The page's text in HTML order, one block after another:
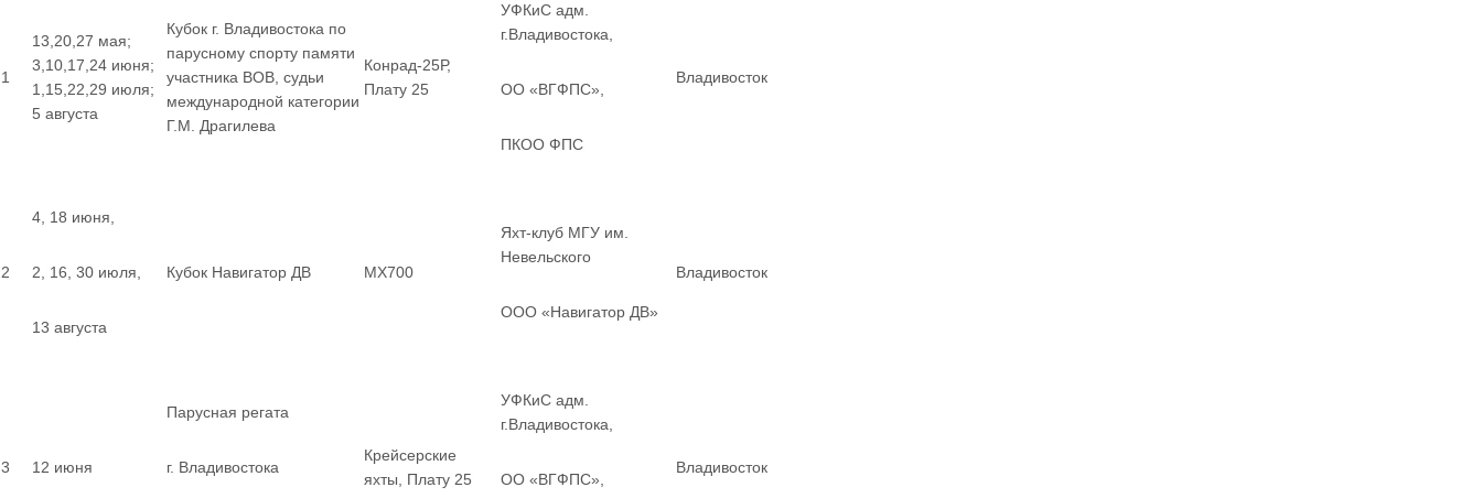
1
13,20,27 мая;
3,10,17,24 июня;
1,15,22,29 июля;
5 августа
Кубок г. Владивостока по
парусному спорту памяти
участника ВОВ, судьи
международной категории
Г.М. Драгилева
Конрад-25Р,
Плату 25
УФКиС адм.
г.Владивостока,
ОО «ВГФПС»,
ПКОО ФПС
Владивосток
2
4, 18 июня,
2, 16, 30 июля,
13 августа
Кубок Навигатор ДВ MX700
Яхт-клуб МГУ им.
Невельского
ООО «Навигатор ДВ»
Владивосток
3 12 июня
Парусная регата
г. Владивостока
Крейсерские
яхты, Плату 25
УФКиС адм.
г.Владивостока,
ОО «ВГФПС»,
Владивосток